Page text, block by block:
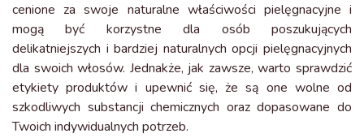
cenione za swoje naturalne właściwości pielęgnacyjne i
mogą być korzystne dla osób poszukujących
delikatniejszych i bardziej naturalnych opcji pielęgnacyjnych
dla swoich włosów. Jednakże, jak zawsze, warto sprawdzić
etykiety produktów i upewnić się, że są one wolne od
szkodliwych substancji chemicznych oraz dopasowane do
Twoich indywidualnych potrzeb.